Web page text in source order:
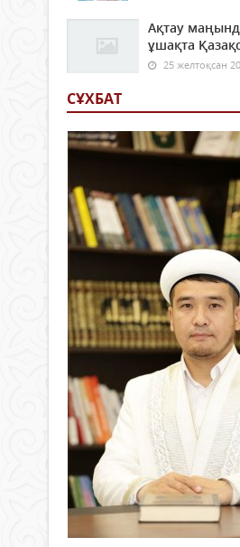
Ақтау
ұшақта
25 желтоқсан
СҰХБАТ